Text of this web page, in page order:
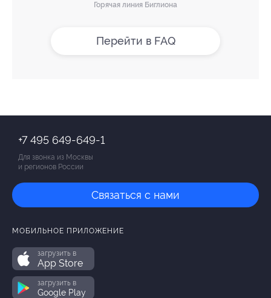
Горячая линия Биглиона
Перейти в FAQ
+7 495 649-649-1
Для звонка из Москвы
и регионов России
Связаться с нами
МОБИЛЬНОЕ ПРИЛОЖЕНИЕ
загрузить в
App Store
загрузить в
Google Play